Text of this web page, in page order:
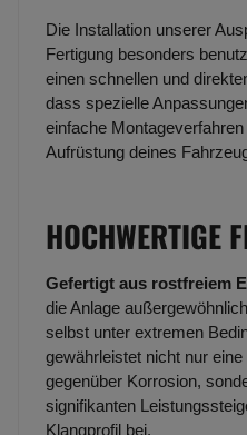
Die Installation unserer
Fertigung besonders
einen schnellen und
dass spezielle
einfache
Aufrüstung deines
HOCHWERTIGE
Gefertigt aus rostfreiem
die Anlage
selbst unter extremen
gewährleistet nicht nur
gegenüber Korrosion,
signifikanten
Klangprofil bei.